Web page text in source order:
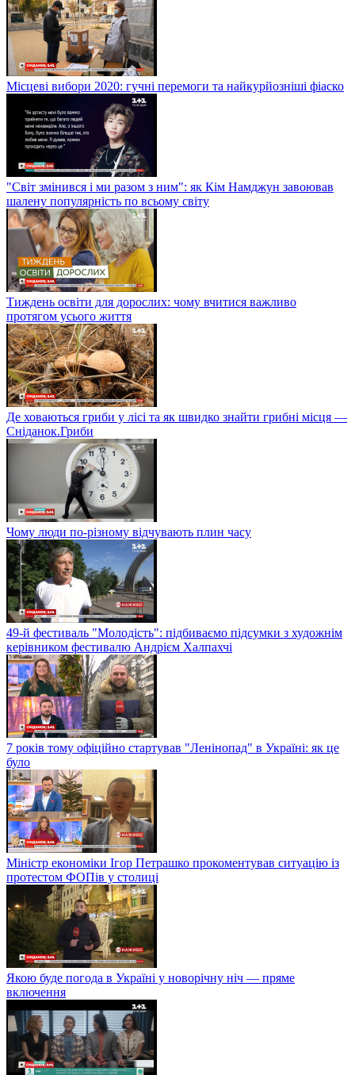
Місцеві вибори 2020: гучні перемоги та найкурйозніші фіаско
"Світ змінився і ми разом з ним": як Кім Намджун завоював
шалену популярність по всьому світу
Тиждень освіти для дорослих: чому вчитися важливо
протягом усього життя
Де ховаються гриби у лісі та як швидко знайти грибні місця —
Сніданок.Гриби
Чому люди по-різному відчувають плин часу
49-й фестиваль "Молодість": підбиваємо підсумки з художнім
керівником фестивалю Андрієм Халпахчі
7 років тому офіційно стартував "Ленінопад" в Україні: як це
було
Міністр економіки Ігор Петрашко прокоментував ситуацію із
протестом ФОПів у столиці
Якою буде погода в Україні у новорічну ніч — пряме
включення